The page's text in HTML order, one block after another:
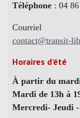
Téléphone : 04
Courriel
contact@transit-
Horaires d’été
À partir du
Mardi de 13h à
Mercredi- Jeudi -